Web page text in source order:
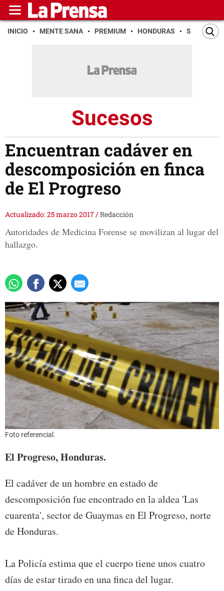
INICIO MENTE SANA PREMIUM HONDURAS SAN PEDRO
Sucesos
Encuentran cadáver en
descomposición en finca
de El Progreso
Actualizado: 25 marzo 2017/Redacción
Autoridades de Medicina Forense se movilizan al lugar del
hallazgo.
Foto referencial.
El Progreso, Honduras.
El cadáver de un hombre en estado de
descomposición fue encontrado en la aldea 'Las
cuarenta', sector de Guaymas en El Progreso, norte
de Honduras.
La Policía estima que el cuerpo tiene unos cuatro
días de estar tirado en una finca del lugar.